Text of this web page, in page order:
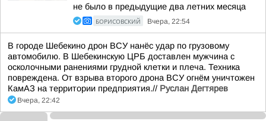
не было в предыдущие два летних месяца
БОРИСОВСКИЙ Вчера, 22:54
В городе Шебекино дрон ВСУ нанёс удар по грузовому
автомобилю. В Шебекинскую ЦРБ доставлен мужчина с
осколочными ранениями грудной клетки и плеча. Техника
повреждена. От взрыва второго дрона ВСУ огнём уничтожен
КамАЗ на территории предприятия.// Руслан Дегтярев
Вчера, 22:42